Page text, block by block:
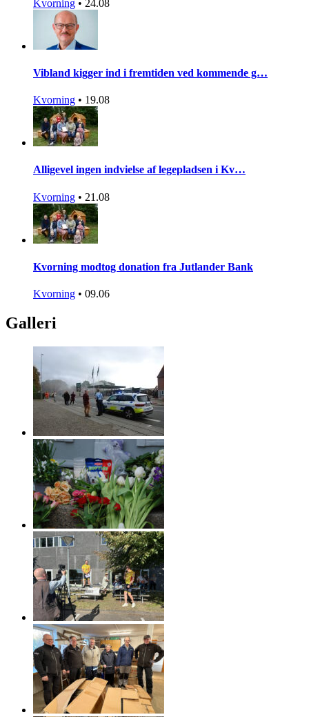
Kvorning • 24.08
Vibland kigger ind i fremtiden ved kommende g…
Kvorning • 19.08
Alligevel ingen indvielse af legepladsen i Kv…
Kvorning • 21.08
Kvorning modtog donation fra Jutlander Bank
Kvorning • 09.06
Galleri